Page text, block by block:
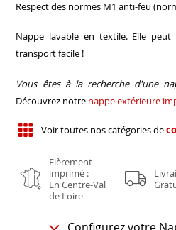
Respect des normes M1 anti-feu
Nappe lavable en textile. Elle
transport facile !
Vous êtes à la recherche d'une
Découvrez notre nappe extérieure
Voir toutes nos catégories de
Fièrement
imprimé :
En Centre-Val
de Loire